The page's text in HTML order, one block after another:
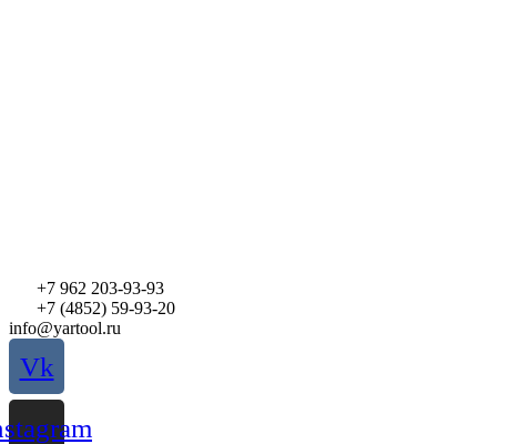
+7 962 203-93-93
+7 (4852) 59-93-20
info@yartool.ru
Vk